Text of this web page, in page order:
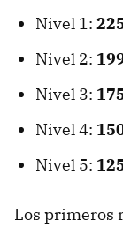
Nivel 1:
Nivel 2:
Nivel 3:
Nivel 4:
Nivel 5:
Los primeros